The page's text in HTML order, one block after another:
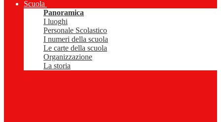
Scuola
Panoramica
I luoghi
Personale Scolastico
I numeri della scuola
Le carte della scuola
Organizzazione
La storia